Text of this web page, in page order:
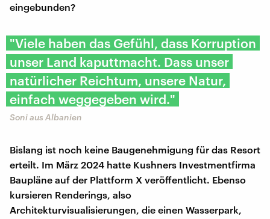
eingebunden?
"Viele haben das Gefühl, dass Korruption
unser Land kaputtmacht. Dass unser
natürlicher Reichtum, unsere Natur,
einfach weggegeben wird."
Soni aus Albanien
Bislang ist noch keine Baugenehmigung für das Resort
erteilt. Im März 2024 hatte Kushners Investmentfirma
Baupläne auf der Plattform X veröffentlicht. Ebenso
kursieren Renderings, also
Architekturvisualisierungen, die einen Wasserpark,